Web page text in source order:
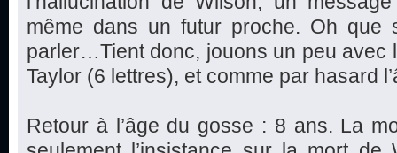
même dans un futur proche. Oh
parler…Tient donc, jouons un peu avec
Taylor (6 lettres), et comme par hasard
Retour à l’âge du gosse : 8 ans. La